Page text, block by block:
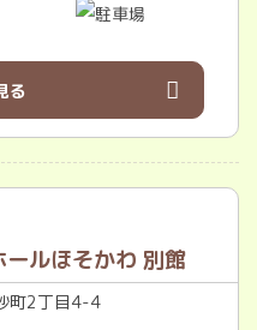
る
ルほそかわ 別館
町2丁目4-4